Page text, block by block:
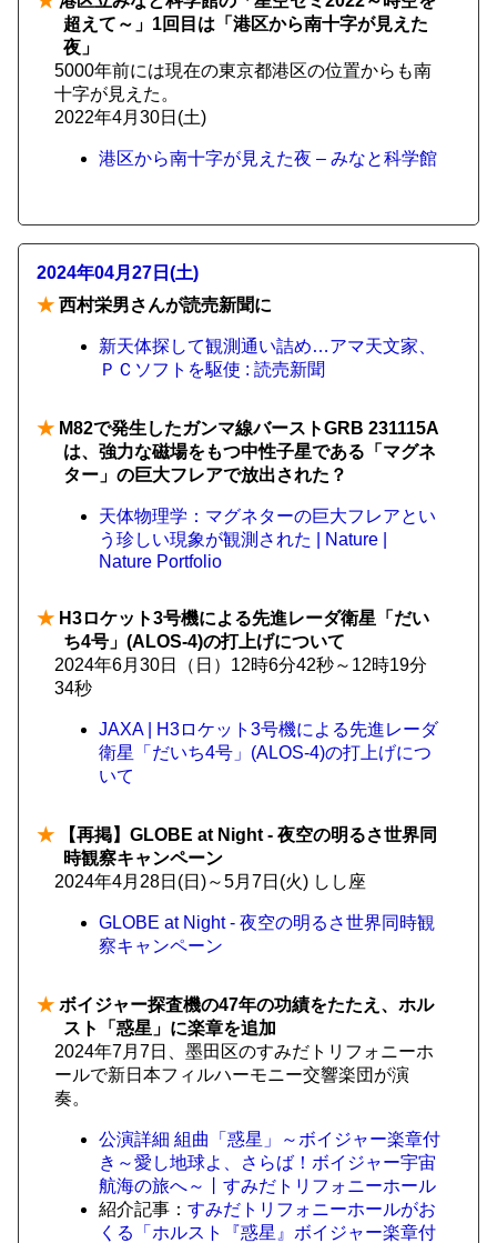
超えて～」1回目は「港区から南十字が見えた
夜」
5000年前には現在の東京都港区の位置からも南
十字が見えた。
2022年4月30日(土)
港区から南十字が見えた夜 – みなと科学館
2024年04月27日(土)
★ 西村栄男さんが読売新聞に
新天体探して観測通い詰め…アマ天文家、
ＰＣソフトを駆使 : 読売新聞
★ M82で発生したガンマ線バーストGRB 231115A
は、強力な磁場をもつ中性子星である「マグネ
ター」の巨大フレアで放出された？
天体物理学：マグネターの巨大フレアとい
う珍しい現象が観測された | Nature |
Nature Portfolio
★ H3ロケット3号機による先進レーダ衛星「だい
ち4号」(ALOS-4)の打上げについて
2024年6月30日（日）12時6分42秒～12時19分
34秒
JAXA | H3ロケット3号機による先進レーダ
衛星「だいち4号」(ALOS-4)の打上げにつ
いて
★ 【再掲】GLOBE at Night - 夜空の明るさ世界同
時観察キャンペーン
2024年4月28日(日)～5月7日(火) しし座
GLOBE at Night - 夜空の明るさ世界同時観
察キャンペーン
★ ボイジャー探査機の47年の功績をたたえ、ホル
スト「惑星」に楽章を追加
2024年7月7日、墨田区のすみだトリフォニーホ
ールで新日本フィルハーモニー交響楽団が演
奏。
公演詳細 組曲「惑星」～ボイジャー楽章付
き～愛し地球よ、さらば！ボイジャー宇宙
航海の旅へ～丨すみだトリフォニーホール
紹介記事： すみだトリフォニーホールがお
くる「ホルスト『惑星』ボイジャー楽章付